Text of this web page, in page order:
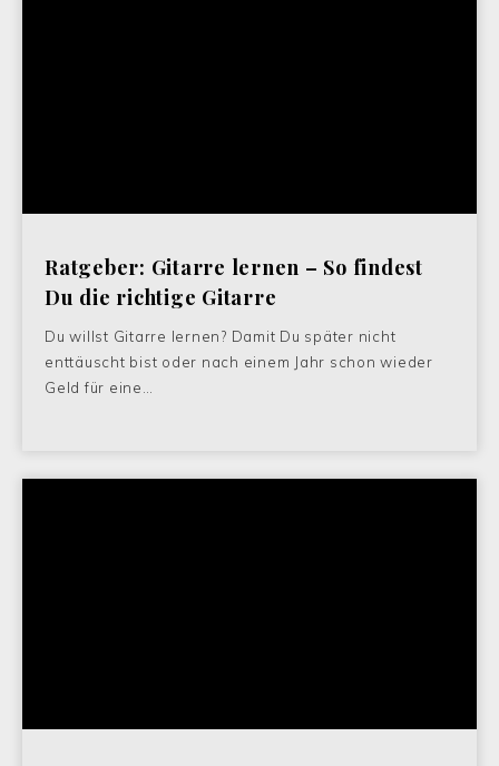
Ratgeber: Gitarre lernen – So findest
Du die richtige Gitarre
Du willst Gitarre lernen? Damit Du später nicht
enttäuscht bist oder nach einem Jahr schon wieder
Geld für eine…